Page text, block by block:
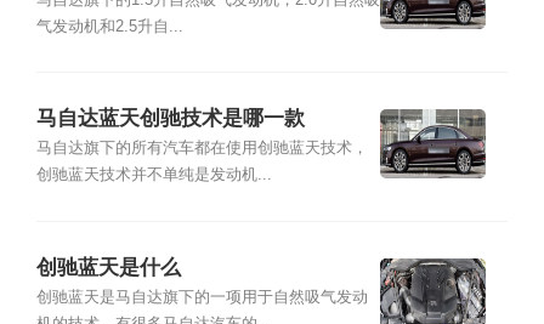
气发动机和2.5升自...
马自达蓝天创驰技术是哪一款
马自达旗下的所有汽车都在使用创驰蓝天技术，
创驰蓝天技术并不单纯是发动机...
创驰蓝天是什么
创驰蓝天是马自达旗下的一项用于自然吸气发动